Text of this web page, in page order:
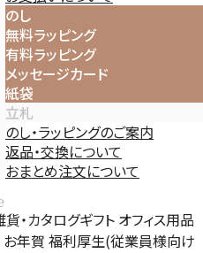
のし
無料ラッピング
有料ラッピング
メッセージカード
紙袋
立札
のし・ラッピングのご案内
返品・交換について
おまとめ注文について
貨・カタログギフト オフィス用品
お年賀 福利厚生(従業員様向け